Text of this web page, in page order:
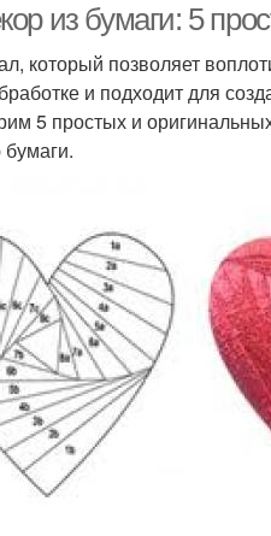
из бумаги: 5
который позволяет
и подходит для
5 простых и